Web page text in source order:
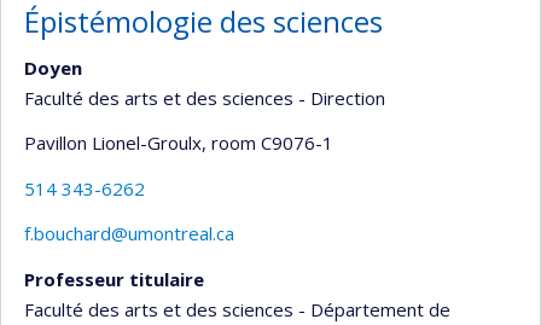
Épistémologie des sciences
Doyen
Faculté des arts et des sciences - Direction
Pavillon Lionel-Groulx, room C9076-1
514 343-6262
f.bouchard@umontreal.ca
Professeur titulaire
Faculté des arts et des sciences - Département de